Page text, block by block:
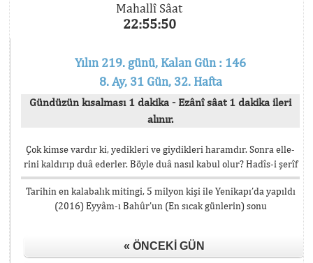
Mahallî Sâat
22:55:51
Yılın 219. günü, Kalan Gün : 146
8. Ay, 31 Gün, 32. Hafta
Gündüzün kısalması 1 dakika - Ezânî sâat 1 dakika ileri
alınır.
Çok kimse vardır ki, yedikleri ve giydikleri haramdır. Sonra elle-
rini kaldırıp duâ ederler. Böyle duâ nasıl kabul olur? Hadîs-i şerîf
Tarihin en kalabalık mitingi, 5 milyon kişi ile Yenikapı’da yapıldı
(2016) Eyyâm-ı Bahûr’un (En sıcak günlerin) sonu
« ÖNCEKI GÜN